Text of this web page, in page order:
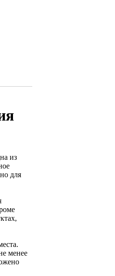
из
для
менее